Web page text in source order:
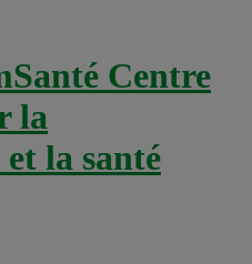
Centre
la
la santé